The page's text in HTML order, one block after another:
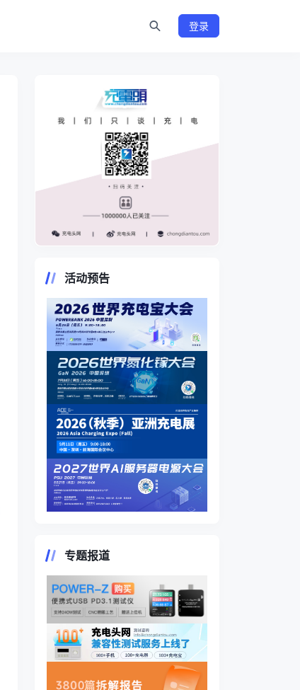
登录
活动预告
专题报道